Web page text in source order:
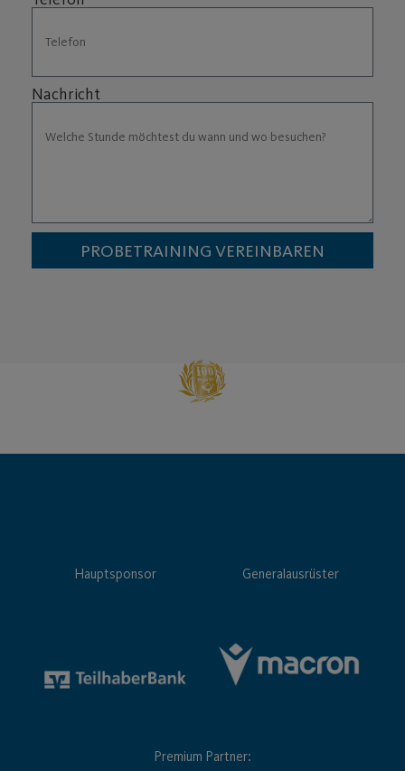
Nachricht
PROBETRAINING VEREINBAREN
Hauptsponsor Generalausrüster
Premium Partner: